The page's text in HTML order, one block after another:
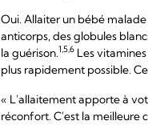
Oui. Allaiter un bébé
anticorps, des globules
la guérison.1,5,6 Les
plus rapidement possible.
« L'allaitement apporte à
réconfort. C'est la meilleure